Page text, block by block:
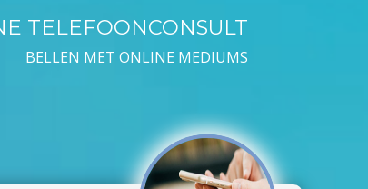
TELEFOONCONSULT
BELLEN MET ONLINE MEDIUMS